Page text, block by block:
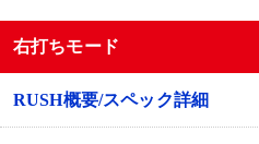
右打ちモード
RUSH概要/スペック詳細